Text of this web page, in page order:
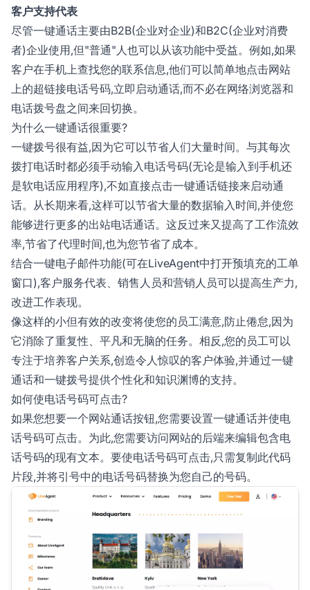
客户支持代表
尽管一键通话主要由B2B(企业对企业)和B2C(企业对消费
者)企业使用,但"普通"人也可以从该功能中受益。例如,如果
客户在手机上查找您的联系信息,他们可以简单地点击网站
上的超链接电话号码,立即启动通话,而不必在网络浏览器和
电话拨号盘之间来回切换。
为什么一键通话很重要?
一键拨号很有益,因为它可以节省人们大量时间。与其每次
拨打电话时都必须手动输入电话号码(无论是输入到手机还
是软电话应用程序),不如直接点击一键通话链接来启动通
话。从长期来看,这样可以节省大量的数据输入时间,并使您
能够进行更多的出站电话通话。这反过来又提高了工作流效
率,节省了代理时间,也为您节省了成本。
结合一键电子邮件功能(可在LiveAgent中打开预填充的工单
窗口),客户服务代表、销售人员和营销人员可以提高生产力,
改进工作表现。
像这样的小但有效的改变将使您的员工满意,防止倦怠,因为
它消除了重复性、平凡和无脑的任务。相反,您的员工可以
专注于培养客户关系,创造令人惊叹的客户体验,并通过一键
通话和一键拨号提供个性化和知识渊博的支持。
如何使电话号码可点击?
如果您想要一个网站通话按钮,您需要设置一键通话并使电
话号码可点击。为此,您需要访问网站的后端来编辑包含电
话号码的现有文本。要使电话号码可点击,只需复制此代码
片段,并将引号中的电话号码替换为您自己的号码。